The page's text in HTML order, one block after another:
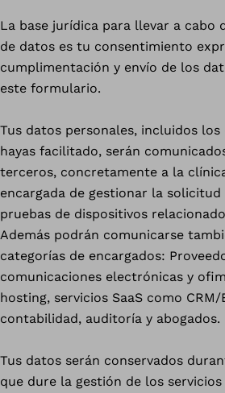
La base jurídica para llevar a cabo
de datos es tu consentimiento
cumplimentación y envío de los
este formulario.
Tus datos personales, incluidos los
hayas facilitado, serán
terceros, concretamente a la
encargada de gestionar la
pruebas de dispositivos
Además podrán comunicarse
categorías de encargados:
comunicaciones electrónicas y
hosting, servicios SaaS como CRM/
contabilidad, auditoría y abogados.
Tus datos serán conservados
que dure la gestión de los